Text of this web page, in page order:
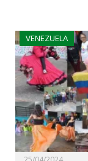
VENEZUELA